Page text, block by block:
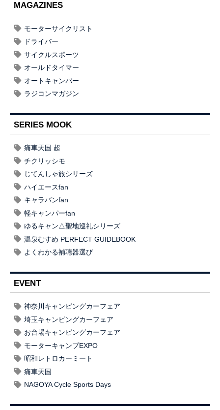
MAGAZINES
モーターサイクリスト
ドライバー
サイクルスポーツ
オールドタイマー
オートキャンパー
ラジコンマガジン
SERIES MOOK
痛車天国 超
チクリッシモ
じてんしゃ旅シリーズ
ハイエースfan
キャラバンfan
軽キャンパーfan
ゆるキャン△聖地巡礼シリーズ
温泉むすめ PERFECT GUIDEBOOK
よくわかる補聴器選び
EVENT
神奈川キャンピングカーフェア
埼玉キャンピングカーフェア
お台場キャンピングカーフェア
モーターキャンプEXPO
昭和レトロカーミート
痛車天国
NAGOYA Cycle Sports Days